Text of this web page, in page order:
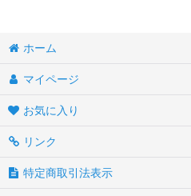
ホーム
マイページ
お気に入り
リンク
特定商取引法表示